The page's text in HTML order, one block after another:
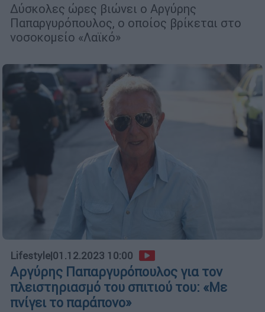
Δύσκολες ώρες βιώνει ο Αργύρης
Παπαργυρόπουλος, ο οποίος βρίκεται στο
νοσοκομείο «Λαϊκό»
Lifestyle|01.12.2023 10:00
Αργύρης Παπαργυρόπουλος για τον
πλειστηριασμό του σπιτιού του: «Με
πνίγει το παράπονο»